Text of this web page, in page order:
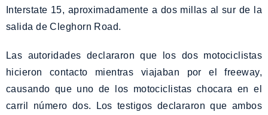
Interstate 15, aproximadamente a dos millas al sur de la
salida de Cleghorn Road.
Las autoridades declararon que los dos motociclistas
hicieron contacto mientras viajaban por el freeway,
causando que uno de los motociclistas chocara en el
carril número dos. Los testigos declararon que ambos